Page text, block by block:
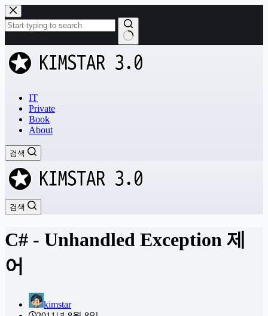
본
문
으
로
건
너
과
없
IT
Private
Book
About
검색
검색
C# - Unhandled Exception 제
어
kimstar